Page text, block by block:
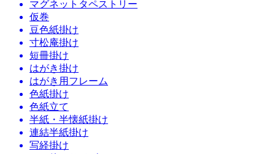
マグネットタペストリー
仮巻
豆色紙掛け
寸松庵掛け
短冊掛け
はがき掛け
はがき用フレーム
色紙掛け
色紙立て
半紙・半懐紙掛け
連結半紙掛け
写経掛け